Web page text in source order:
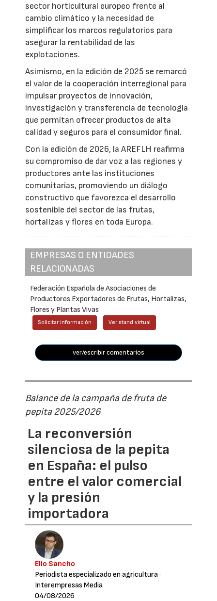
sector horticultural europeo frente al
cambio climático y la necesidad de
simplificar los marcos regulatorios para
asegurar la rentabilidad de las
explotaciones.
Asimismo, en la edición de 2025 se remarcó
el valor de la cooperación interregional para
impulsar proyectos de innovación,
investigación y transferencia de tecnología
que permitan ofrecer productos de alta
calidad y seguros para el consumidor final.
Con la edición de 2026, la AREFLH reafirma
su compromiso de dar voz a las regiones y
productores ante las instituciones
comunitarias, promoviendo un diálogo
constructivo que favorezca el desarrollo
sostenible del sector de las frutas,
hortalizas y flores en toda Europa.
EMPRESAS O ENTIDADES
RELACIONADAS
Federación Española de Asociaciones de
Productores Exportadores de Frutas, Hortalizas,
Flores y Plantas Vivas
Solicitar información Ver stand virtual
ver/escribir comentarios
Balance de la campaña de fruta de
pepita 2025/2026
La reconversión
silenciosa de la pepita
en España: el pulso
entre el valor comercial
y la presión
importadora
Elio Sancho
Periodista especializado en agricultura·
Interempresas Media
04/08/2026